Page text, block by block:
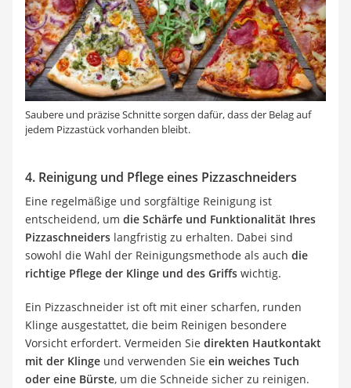
Saubere und präzise Schnitte sorgen dafür, dass der Belag auf
jedem Pizzastück vorhanden bleibt.
4. Reinigung und Pflege eines Pizzaschneiders
Eine regelmäßige und sorgfältige Reinigung ist
entscheidend, um die Schärfe und Funktionalität Ihres
Pizzaschneiders langfristig zu erhalten. Dabei sind
sowohl die Wahl der Reinigungsmethode als auch die
richtige Pflege der Klinge und des Griffs wichtig.
Ein Pizzaschneider ist oft mit einer scharfen, runden
Klinge ausgestattet, die beim Reinigen besondere
Vorsicht erfordert. Vermeiden Sie direkten Hautkontakt
mit der Klinge und verwenden Sie ein weiches Tuch
oder eine Bürste, um die Schneide sicher zu reinigen.